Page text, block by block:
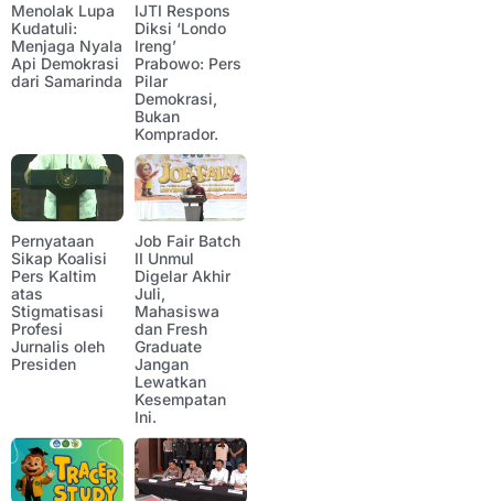
Menolak Lupa
Kudatuli:
Menjaga Nyala
Api Demokrasi
dari Samarinda
IJTI Respons
Diksi ‘Londo
Ireng’
Prabowo: Pers
Pilar
Demokrasi,
Bukan
Komprador.
Pernyataan
Sikap Koalisi
Pers Kaltim
atas
Stigmatisasi
Profesi
Jurnalis oleh
Presiden
Job Fair Batch
II Unmul
Digelar Akhir
Juli,
Mahasiswa
dan Fresh
Graduate
Jangan
Lewatkan
Kesempatan
Ini.